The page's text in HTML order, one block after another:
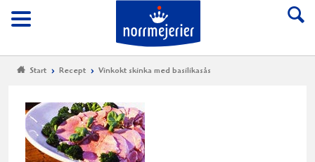
Meny
Till Norrmejerier
Start Recept Vinkokt skinka med basilikasås